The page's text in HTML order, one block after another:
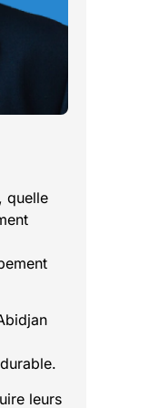
quelle
leurs